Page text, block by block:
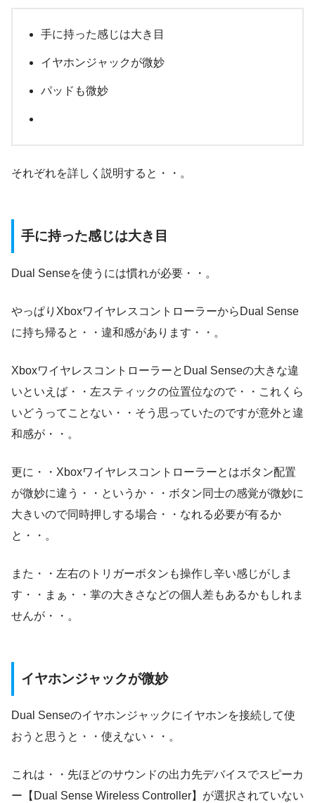
手に持った感じは大き目
イヤホンジャックが微妙
パッドも微妙
それぞれを詳しく説明すると・・。
手に持った感じは大き目
Dual Senseを使うには慣れが必要・・。
やっぱりXboxワイヤレスコントローラーからDual Sense
に持ち帰ると・・違和感があります・・。
XboxワイヤレスコントローラーとDual Senseの大きな違
いといえば・・左スティックの位置位なので・・これくら
いどうってことない・・そう思っていたのですが意外と違
和感が・・。
更に・・Xboxワイヤレスコントローラーとはボタン配置
が微妙に違う・・というか・・ボタン同士の感覚が微妙に
大きいので同時押しする場合・・なれる必要が有るか
と・・。
また・・左右のトリガーボタンも操作し辛い感じがしま
す・・まぁ・・掌の大きさなどの個人差もあるかもしれま
せんが・・。
イヤホンジャックが微妙
Dual Senseのイヤホンジャックにイヤホンを接続して使
おうと思うと・・使えない・・。
これは・・先ほどのサウンドの出力先デバイスでスピーカ
ー【Dual Sense Wireless Controller】が選択されていない